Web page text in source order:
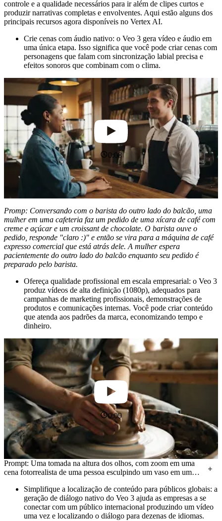
controle e a qualidade necessários para ir além de clipes curtos e
produzir narrativas completas e envolventes. Aqui estão alguns dos
principais recursos agora disponíveis no Vertex AI.
Crie cenas com áudio nativo: o Veo 3 gera vídeo e áudio em
uma única etapa. Isso significa que você pode criar cenas com
personagens que falam com sincronização labial precisa e
efeitos sonoros que combinam com o clima.
0:08
Promp: Conversando com o barista do outro lado do balcão, uma
mulher em uma cafeteria faz um pedido de uma xícara de café com
creme e açúcar e um croissant de chocolate. O barista ouve o
pedido, responde "claro :)" e então se vira para a máquina de café
expresso comercial que está atrás dele. A mulher espera
pacientemente do outro lado do balcão enquanto seu pedido é
preparado pelo barista.
Ofereça qualidade profissional em escala empresarial: o Veo 3
produz vídeos de alta definição (1080p), adequados para
campanhas de marketing profissionais, demonstrações de
produtos e comunicações internas. Você pode criar conteúdo
que atenda aos padrões da marca, economizando tempo e
dinheiro.
0:09
Prompt: Uma tomada na altura dos olhos, com zoom em uma
cena fotorrealista de uma pessoa esculpindo um vaso em uma
Simplifique a localização de conteúdo para públicos globais: a
geração de diálogo nativo do Veo 3 ajuda as empresas a se
conectar com um público internacional produzindo um vídeo
uma vez e localizando o diálogo para dezenas de idiomas.